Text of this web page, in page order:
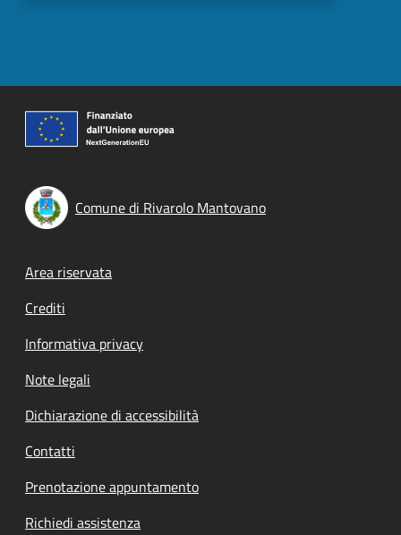
Comune di Rivarolo Mantovano
Footer menu
Area riservata
Crediti
Informativa privacy
Note legali
Dichiarazione di accessibilità
Contatti
Prenotazione appuntamento
Richiedi assistenza